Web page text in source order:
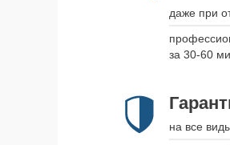
даже при
за 30-60
на все